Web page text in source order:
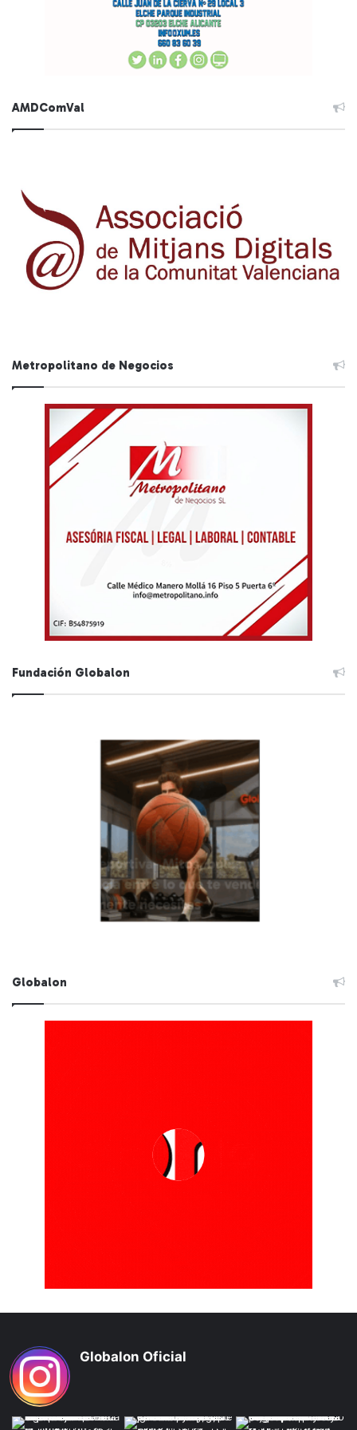
AMDComVal
Metropolitano de Negocios
Fundación Globalon
Globalon
Globalon Oficial